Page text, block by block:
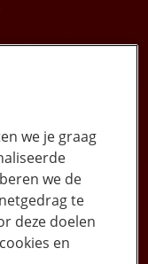
we je graag
we de
te
deze doelen
en